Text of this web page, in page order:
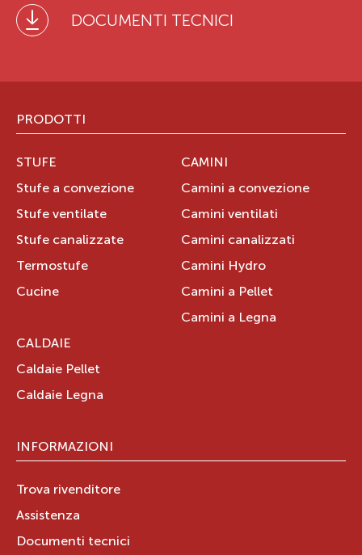
DOCUMENTI TECNICI
PRODOTTI
STUFE
Stufe a convezione
Stufe ventilate
Stufe canalizzate
Termostufe
Cucine
CAMINI
Camini a convezione
Camini ventilati
Camini canalizzati
Camini Hydro
Camini a Pellet
Camini a Legna
CALDAIE
Caldaie Pellet
Caldaie Legna
INFORMAZIONI
Trova rivenditore
Assistenza
Documenti tecnici